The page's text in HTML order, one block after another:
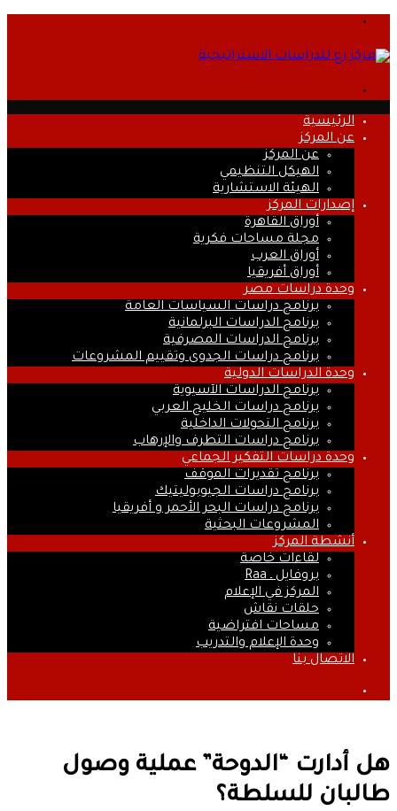
الرئيسية
عن المركز
عن المركز
الهيكل التنظيمي
الهيئة الاستشارية
إصدارات المركز
أوراق القاهرة
مجلة مساحات فكرية
أوراق العرب
أوراق أفريقيا
وحدة دراسات مصر
برنامج دراسات السياسات العامة
برنامج الدراسات البرلمانية
برنامج الدراسات المصرفية
برنامج دراسات الجدوى وتقييم المشروعات
وحدة الدراسات الدولية
برنامج الدراسات الآسيوية
برنامج دراسات الخليج العربي
برنامج التحولات الداخلية
برنامج دراسات التطرف والإرهاب
وحدة دراسات التفكير الجماعي
برنامج تقديرات الموقف
برنامج دراسات الجيوبوليتيك
برنامج دراسات البحر الأحمر و أفريقيا
المشروعات البحثية
أنشطة المركز
لقاءات خاصة
بروفايل ـ Raa
المركز في الإعلام
حلقات نقاش
مساحات افتراضية
وحدة الإعلام والتدريب
الاتصال بنا
هل أدارت “الدوحة” عملية وصول
طالبان للسلطة؟